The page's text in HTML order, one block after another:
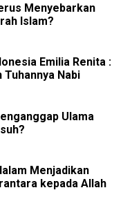
Menyebarkan
Islam?
Emilia Renita :
Tuhannya Nabi
Ulama
Menjadikan
kepada Allah